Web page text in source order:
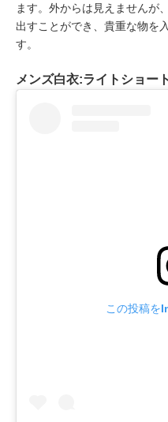
ます。外からは見えませんが
出すことができ、貴重な物を
す。
メンズ白衣:ライトショー
この投稿を